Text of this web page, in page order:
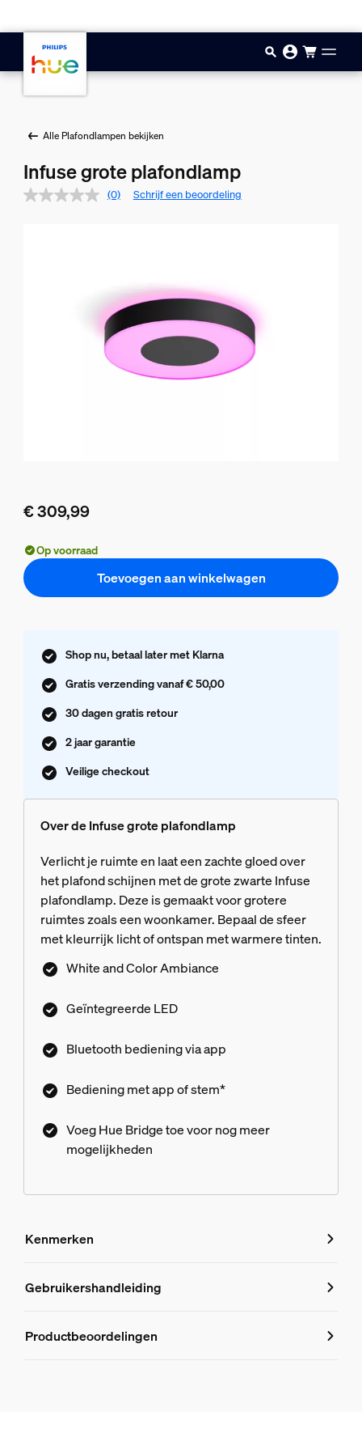
Alle Plafondlampen bekijken
Infuse grote plafondlamp
(0) Schrijf een beoordeling
€ 309,99
Op voorraad
Toevoegen aan winkelwagen
Shop nu, betaal later met Klarna
Gratis verzending vanaf € 50,00
30 dagen gratis retour
2 jaar garantie
Veilige checkout
Over de Infuse grote plafondlamp
Verlicht je ruimte en laat een zachte gloed over
het plafond schijnen met de grote zwarte Infuse
plafondlamp. Deze is gemaakt voor grotere
ruimtes zoals een woonkamer. Bepaal de sfeer
met kleurrijk licht of ontspan met warmere tinten.
White and Color Ambiance
Geïntegreerde LED
Bluetooth bediening via app
Bediening met app of stem*
Voeg Hue Bridge toe voor nog meer
mogelijkheden
Kenmerken
Kenmerken
8718696176528
Gebruikershandleiding
Productbeoordelingen